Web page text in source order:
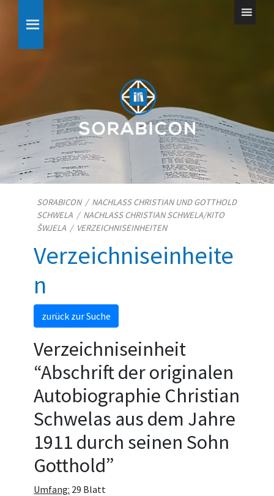
SORABICON/ NACHLASS CHRISTIAN UND GOTTHOLD
SCHWELA / NACHLASS CHRISTIAN SCHWELA/​KITO
ŠWJELA / VERZEICHNISEINHEITEN
Verzeichniseinheite
n
zurück zur Suche
Verzeichniseinheit
“Abschrift der originalen
Autobiographie Christian
Schwelas aus dem Jahre
1911 durch seinen Sohn
Gotthold”
Umfang: 29 Blatt